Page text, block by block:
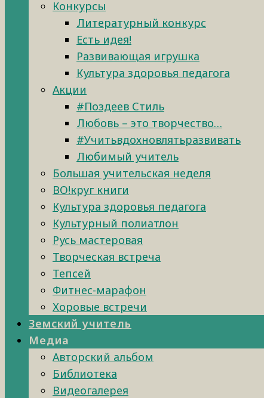
Конкурсы
Литературный конкурс
Есть идея!
Развивающая игрушка
Культура здоровья педагога
Акции
#Поздеев Стиль
Любовь – это творчество…
#Учитьвдохновлятьразвивать
Любимый учитель
Большая учительская неделя
ВО!круг книги
Культура здоровья педагога
Культурный полиатлон
Русь мастеровая
Творческая встреча
Тепсей
Фитнес-марафон
Хоровые встречи
Земский учитель
Медиа
Авторский альбом
Библиотека
Видеогалерея